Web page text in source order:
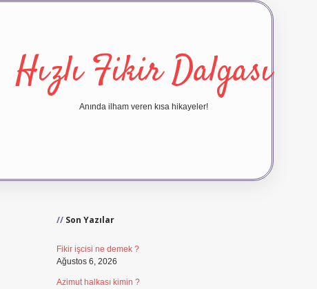
Hızlı Fikir Dalgası
Anında ilham veren kısa hikayeler!
Son Yazılar
Fikir işcisi ne demek ?
Ağustos 6, 2026
Azimut halkası kimin ?